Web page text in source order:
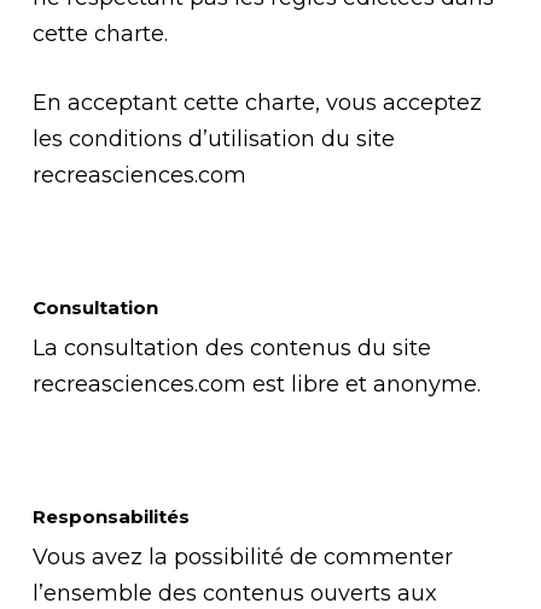
cette charte.
En acceptant cette charte, vous acceptez
les conditions d’utilisation du site
recreasciences.com
Consultation
La consultation des contenus du site
recreasciences.com est libre et anonyme.
Responsabilités
Vous avez la possibilité de commenter
l’ensemble des contenus ouverts aux